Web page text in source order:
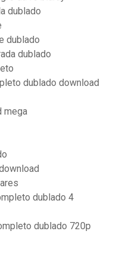
dublado
dublado
dublado
dublado download
mega
dublado 4
dublado 720p